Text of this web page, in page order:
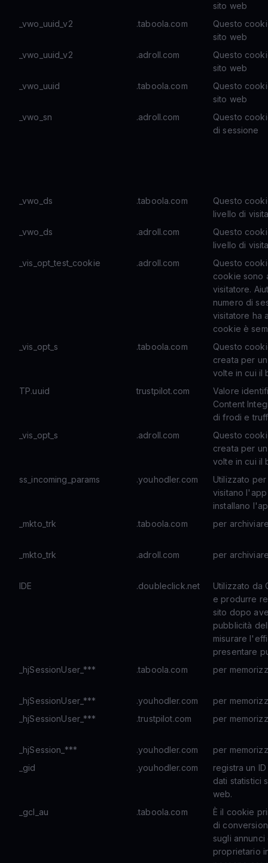
sito web
_vwo_uuid_v2
.taboola.com
Questo
sito web
_vwo_uuid_v2
.adroll.com
Questo
sito web
_vwo_uuid
.taboola.com
Questo
sito web
_vwo_sn
.adroll.com
Questo
di sessione
_vwo_ds .taboola.com
Questo
livello di
_vwo_ds
.adroll.com
Questo
livello di
_vis_opt_test_cookie
.adroll.com
Questo
cookie sono
visitatore.
numero di
visitatore ha
cookie è
_vis_opt_s
.taboola.com
Questo
creata per
volte in cui il
TP.uuid
trustpilot.com
Valore
Content
di frodi e
_vis_opt_s
.adroll.com
Questo
creata per
volte in cui il
ss_incoming_params
.youhodler.com
Utilizzato
visitano
installano
_mkto_trk
.taboola.com per
_mkto_trk .adroll.com per
IDE .doubleclick.net
Utilizzato da
e produrre
sito dopo
pubblicità
misurare
presentare
_hjSessionUser_***
.taboola.com per
_hjSessionUser_*** .youhodler.com
per
_hjSessionUser_***
.trustpilot.com per
_hjSession_*** .youhodler.com
per
_gid
.youhodler.com
registra un
dati statistici
web.
_gcl_au
.taboola.com
È il cookie
di
sugli
proprietario